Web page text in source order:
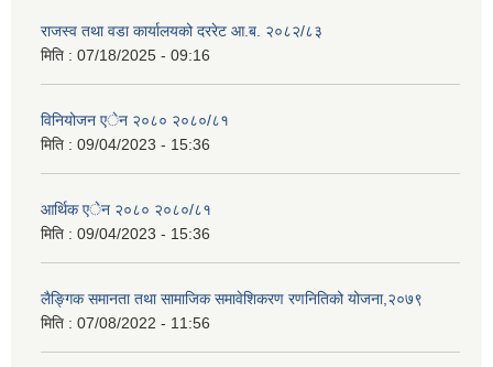
राजस्व तथा वडा कार्यालयको दररेट आ.ब. २०८२/८३
मिति : 07/18/2025 - 09:16
विनियोजन एेन २०८० २०८०/८१
मिति : 09/04/2023 - 15:36
आर्थिक एेन २०८० २०८०/८१
मिति : 09/04/2023 - 15:36
लैङ्गिक समानता तथा सामाजिक समावेशिकरण रणनितिको योजना,२०७९
मिति : 07/08/2022 - 11:56